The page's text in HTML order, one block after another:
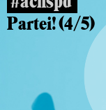
Partei! (4/5)